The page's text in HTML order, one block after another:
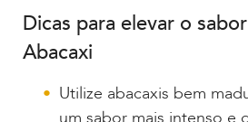
Dicas para elevar o
Abacaxi
Utilize abacaxis bem